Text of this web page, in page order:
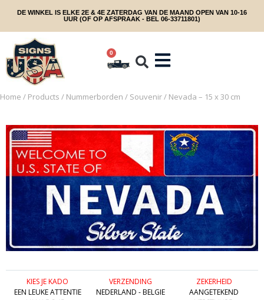
DE WINKEL IS ELKE 2E & 4E ZATERDAG VAN DE MAAND OPEN VAN 10-16
UUR (OF OP AFSPRAAK - BEL 06-33711801)
0
Home / Products / Nummerborden / Souvenir/ Nevada – 15 x 30 cm
KIES JE KADO
EEN LEUKE ATTENTIE
VERZENDING
NEDERLAND - BELGIE
ZEKERHEID
AANGETEKEND